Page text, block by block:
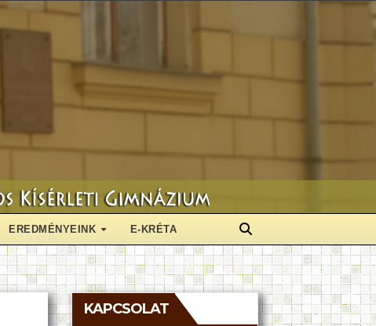
EREDMÉNYEINK E-KRÉTA
KAPCSOLAT